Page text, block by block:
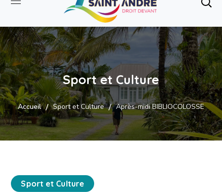
Sport et Culture
Accueil Sport et Culture Après-midi BIBLIOCOLOSSE
Sport et Culture